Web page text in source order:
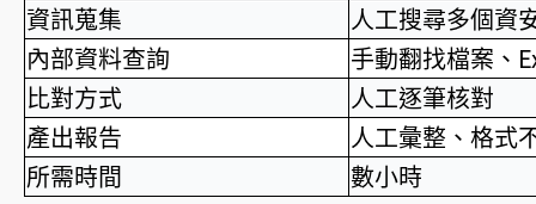
資訊蒐集
人工搜尋多個資
內部資料查詢
手動翻找檔案、
比對方式
人工逐筆核對
產出報告
人工彙整、格式
所需時間
數小時